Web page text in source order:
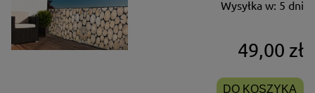
Wysyłka w: 5 dni
49,00 zł
DO KOSZYKA